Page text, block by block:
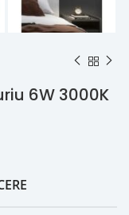
6W 3000K